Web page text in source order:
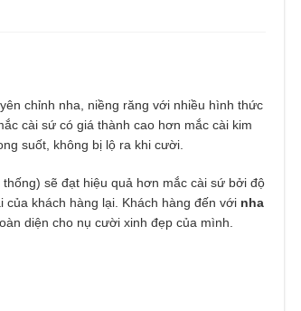
chỉnh nha, niềng răng với nhiều hình thức
cài sứ có giá thành cao hơn mắc cài kim
suốt, không bị lộ ra khi cười.
sẽ đạt hiệu quả hơn mắc cài sứ bởi độ
khách hàng lại. Khách hàng đến với nha
diện cho nụ cười xinh đẹp của mình.